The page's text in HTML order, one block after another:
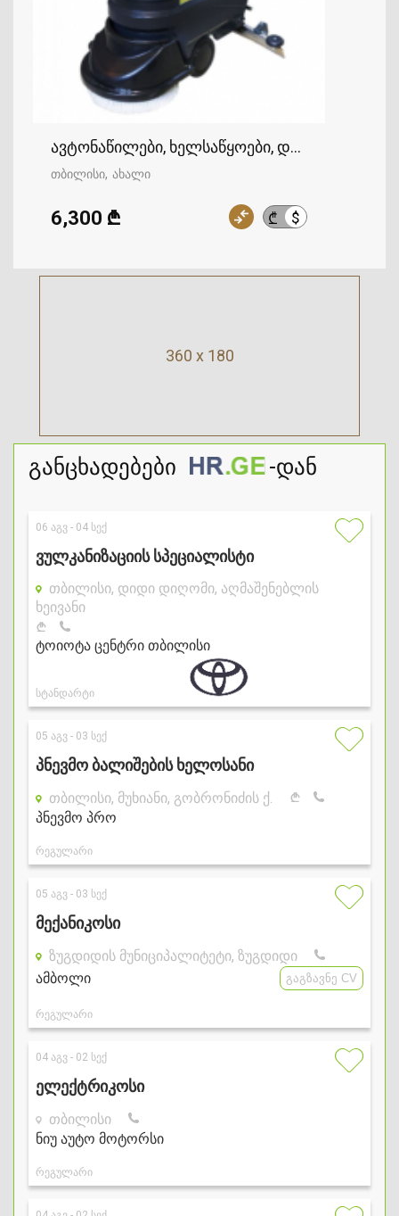
ავტონაწილები, ხელსაწყოები, დანადგარები,
თბილისი ახალი
₾ $
6,300 ₾
360 x 180